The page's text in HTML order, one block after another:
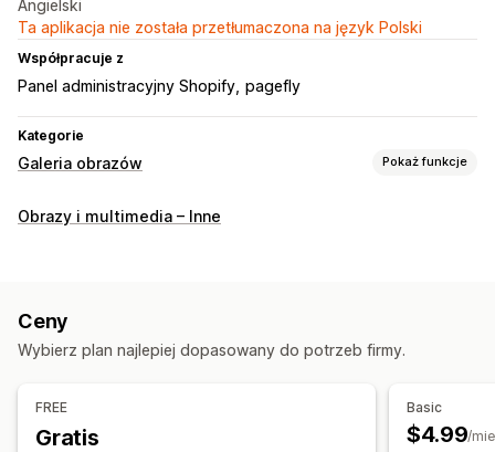
Angielski
Ta aplikacja nie została przetłumaczona na język Polski
Współpracuje z
Panel administracyjny Shopify pagefly
Kategorie
Galeria obrazów Pokaż funkcje
Typy galerii
Dostosowanie
Przesyłanie zbiorcze
Zmiana rozmiaru obrazów
Obrazy i multimedia – Inne
Ceny
Wybierz plan najlepiej dopasowany do potrzeb firmy.
FREE
Gratis
Basic
$4.99/